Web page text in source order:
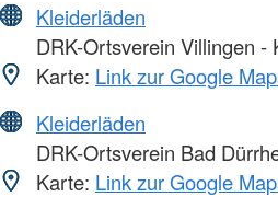
Kleiderläden
DRK-Ortsverein Villingen -
Karte: Link zur Google
Kleiderläden
DRK-Ortsverein Bad
Karte: Link zur Google